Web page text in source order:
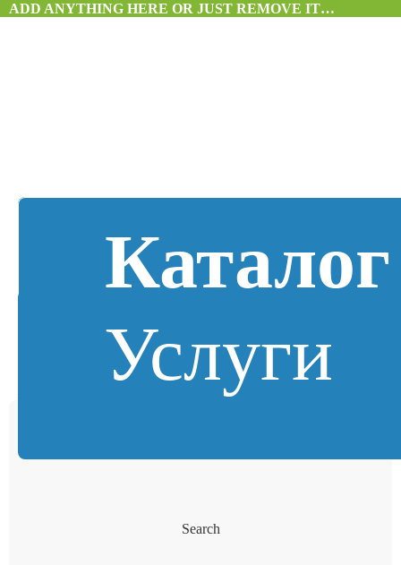
ADD ANYTHING HERE OR JUST REMOVE IT…
Каталог
Услуги
Search